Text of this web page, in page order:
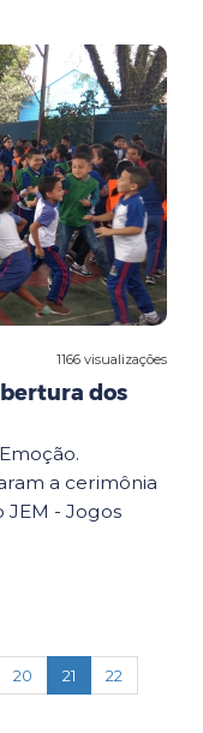
1166 visualizações
dos
a cerimônia
- Jogos
20 21 (current)
22